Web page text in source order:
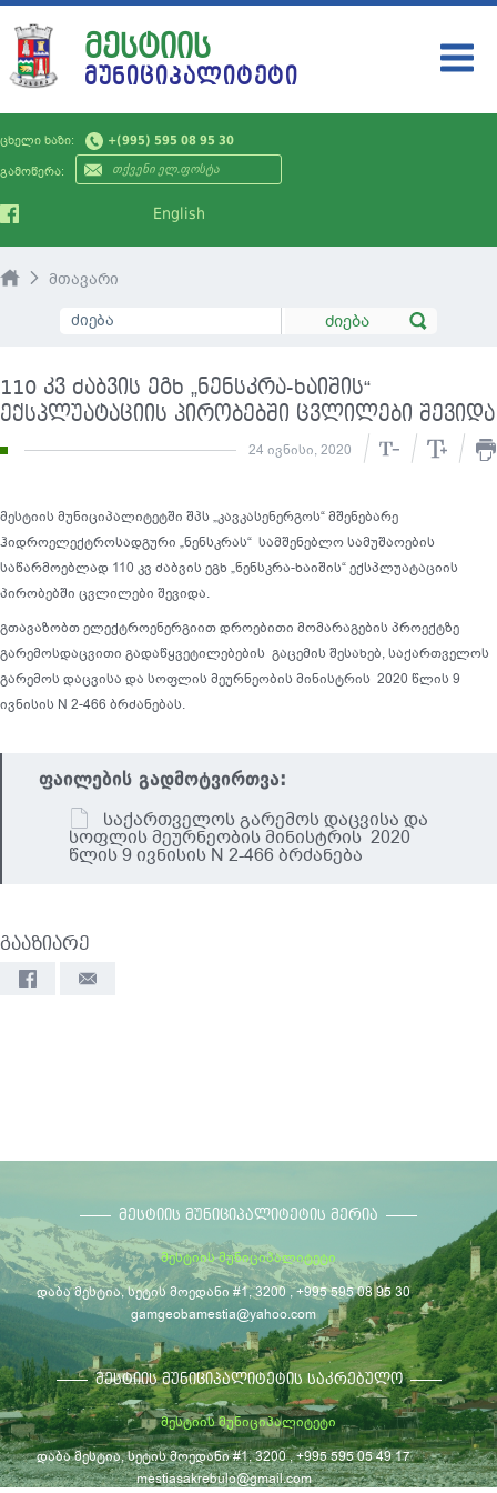
ცხელი ხაზი: +(995) 595 08 95 30
გამოწერა:
English
ᲛᲔᲡᲢᲘᲘᲡ
ᲛᲣᲜᲘᲪᲘᲞᲐᲚᲘᲢᲔᲢᲘ
ᲛᲣᲜᲘᲪᲘᲞᲐᲚᲘᲢᲔᲢᲘ
ᲗᲕᲘᲗᲛᲛᲐᲠᲗᲕᲔᲚᲝᲑᲐ
ᲡᲘᲐᲮᲚᲔᲔᲑᲘ
ᲡᲔᲠᲕᲘᲡᲔᲑᲘ
ᲙᲝᲜᲢᲐᲥᲢᲘ
მთავარი
110 კვ ძაბვის ეგხ „ნენსკრა-ხაიშის“
ექსპლუატაციის პირობებში ცვლილები შევიდა
24 ივნისი, 2020
მესტიის მუნიციპალიტეტში შპს „კავკასენერგოს“ მშენებარე
ჰიდროელექტროსადგური „ნენსკრას“ სამშენებლო სამუშაოების
საწარმოებლად 110 კვ ძაბვის ეგხ „ნენსკრა-ხაიშის“ ექსპლუატაციის
პირობებში ცვლილები შევიდა.
გთავაზობთ ელექტროენერგიით დროებითი მომარაგების პროექტზე
გარემოსდაცვითი გადაწყვეტილებების გაცემის შესახებ, საქართველოს
გარემოს დაცვისა და სოფლის მეურნეობის მინისტრის 2020 წლის 9
ივნისის N 2-466 ბრძანებას.
ფაილების გადმოტვირთვა:
საქართველოს გარემოს დაცვისა და
სოფლის მეურნეობის მინისტრის 2020
წლის 9 ივნისის N 2-466 ბრძანება
გააზიარე
ᲛᲔᲡᲢᲘᲘᲡ ᲛᲣᲜᲘᲪᲘᲞᲐᲚᲘᲢᲔᲢᲘᲡ ᲛᲔᲠᲘᲐ
მესტიის მუნიციპალიტეტი
დაბა მესტია, სეტის მოედანი #1, 3200 , +995 595 08 95 30
gamgeobamestia@yahoo.com
ᲛᲔᲡᲢᲘᲘᲡ ᲛᲣᲜᲘᲪᲘᲞᲐᲚᲘᲢᲔᲢᲘᲡ ᲡᲐᲙᲠᲔᲑᲣᲚᲝ
მესტიის მუნიციპალიტეტი
დაბა მესტია, სეტის მოედანი #1, 3200 , +995 595 05 49 17
mestiasakrebulo@gmail.com